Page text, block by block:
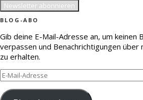
BLOG-ABO
Gib deine E-Mail-Adresse an, um keinen
verpassen und Benachrichtigungen über
zu erhalten.
E-
Mail-
Adresse